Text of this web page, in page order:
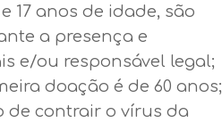
17 anos de idade, são
a presença e
e/ou responsável legal;
doação é de 60 anos;
de contrair o vírus da